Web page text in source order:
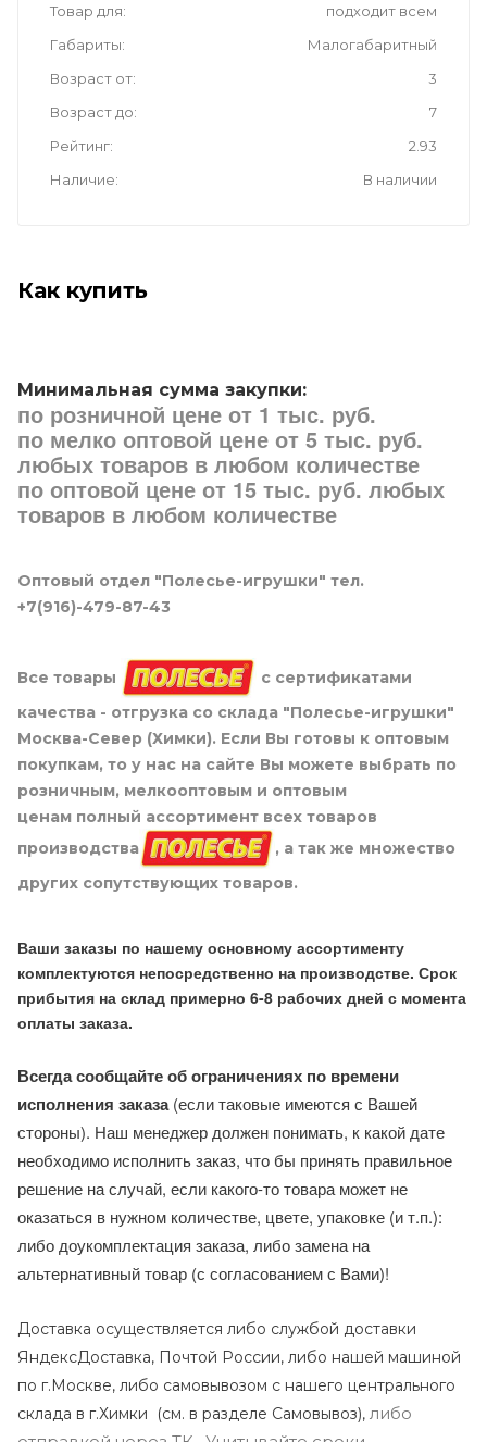
Товар для
подходит всем
Габариты
Малогабаритный
Возраст от
3
Возраст до
7
Рейтинг
2.93
Наличие
В наличии
Как купить
Минимальная сумма закупки:
по розничной цене от 1 тыс. руб.
по мелко оптовой цене от 5 тыс. руб.
любых товаров в любом количестве
по оптовой цене от 15 тыс. руб. любых
товаров в любом количестве
Оптовый отдел "Полесье-игрушки" тел.
+7(916)-479-87-43
Все товары
с сертификатами
качества - отгрузка со склада "Полесье-игрушки"
Москва-Север (Химки). Если Вы готовы к оптовым
покупкам, то у нас на сайте Вы можете выбрать по
розничным, мелкооптовым и оптовым
ценам полный ассортимент всех товаров
производства
, а так же множество
других сопутствующих товаров.
Ваши заказы по нашему основному ассортименту
комплектуются непосредственно на производстве. Срок
прибытия на склад примерно 6-8 рабочих дней с момента
оплаты заказа.
Всегда сообщайте об ограничениях по времени
исполнения заказа(если таковые имеются с Вашей
стороны). Наш менеджер должен понимать, к какой дате
необходимо исполнить заказ, что бы принять правильное
решение на случай, если какого-то товара может не
оказаться в нужном количестве, цвете, упаковке (и т.п.):
либо доукомплектация заказа, либо замена на
альтернативный товар (с согласованием с Вами)!
Доставка осуществляется либо службой доставки
ЯндексДоставка, Почтой России, либо нашей машиной
по г.Москве, либо самовывозом с нашего центрального
склада в г.Химки (см. в разделе Самовывоз), либо